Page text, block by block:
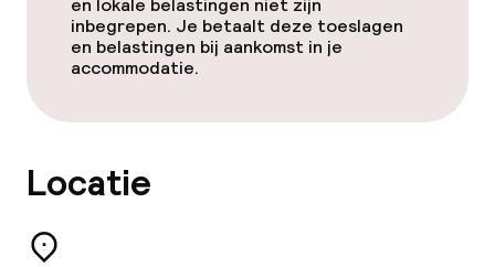
Roomservice
Schoonmaakvoorzieningen
Wasservice
Beleid
en lokale belastingen niet zijn
inbegrepen. Je betaalt deze toeslagen
en belastingen bij aankomst in je
accommodatie.
Locatie